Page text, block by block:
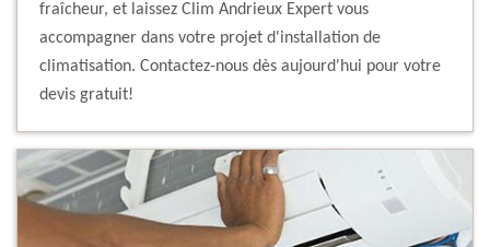
fraîcheur, et laissez Clim Andrieux Expert vous
accompagner dans votre projet d'installation de
climatisation. Contactez-nous dès aujourd'hui pour votre
devis gratuit!